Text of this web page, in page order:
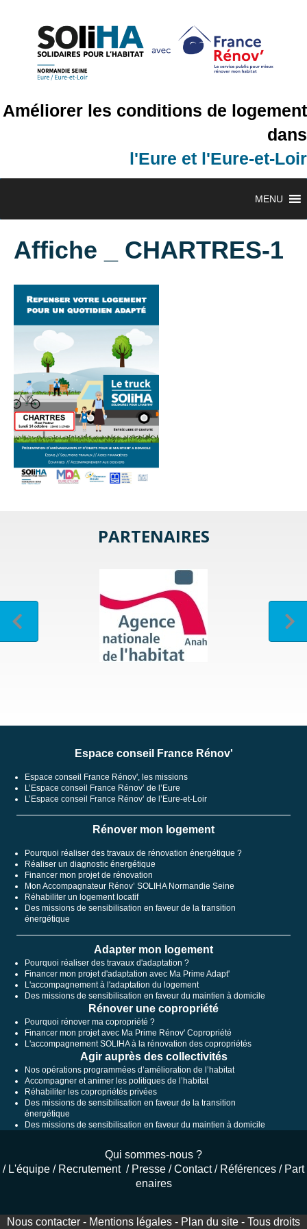
Améliorer les conditions de logement
dans
l'Eure et l'Eure-et-Loir
MENU
Affiche _ CHARTRES-1
PARTENAIRES
Espace conseil France Rénov'
Espace conseil France Rénov', les missions
L’Espace conseil France Rénov’ de l’Eure
L’Espace conseil France Rénov’ de l’Eure-et-Loir
Rénover mon logement
Pourquoi réaliser des travaux de rénovation énergétique ?
Réaliser un diagnostic énergétique
Financer mon projet de rénovation
Mon Accompagnateur Rénov’ SOLIHA Normandie Seine
Réhabiliter un logement locatif
Des missions de sensibilisation en faveur de la transition
énergétique
Adapter mon logement
Pourquoi réaliser des travaux d'adaptation ?
Financer mon projet d'adaptation avec Ma Prime Adapt'
L'accompagnement à l'adaptation du logement
Des missions de sensibilisation en faveur du maintien à domicile
Rénover une copropriété
Pourquoi rénover ma copropriété ?
Financer mon projet avec Ma Prime Rénov' Copropriété
L'accompagnement SOLIHA à la rénovation des copropriétés
Agir auprès des collectivités
Nos opérations programmées d’amélioration de l’habitat
Accompagner et animer les politiques de l’habitat
Réhabiliter les copropriétés privées
Des missions de sensibilisation en faveur de la transition
énergétique
Des missions de sensibilisation en faveur du maintien à domicile
Qui sommes-nous ?
/ L'équipe / Recrutement / Presse /Contact/ Références / Part
enaires
Nous contacter - Mentions légales - Plan du site - Tous droits